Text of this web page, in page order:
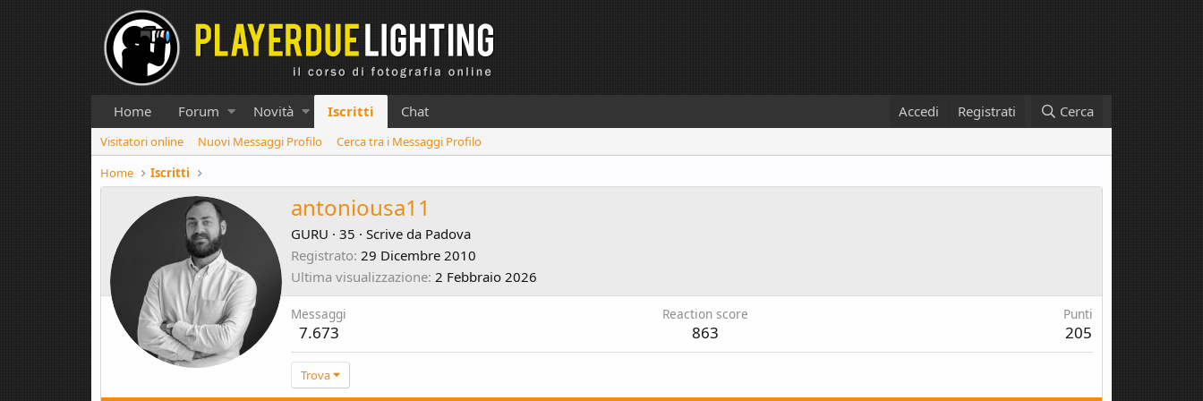
Home Forum Novità Iscritti Chat Accedi Registrati Cerca
Visitatori online Nuovi Messaggi Profilo
Cerca tra i Messaggi Profilo
Home
Iscritti
antoniousa11
GURU · 35 · Scrive da Padova
Registrato 29 Dicembre 2010
Ultima visualizzazione 2 Febbraio 2026
Messaggi
7.673
Reaction score
863
Punti
205
Trova